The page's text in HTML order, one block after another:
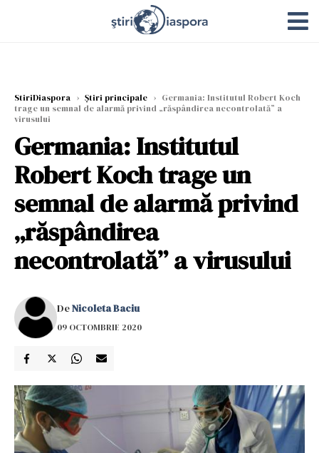
StiriDiaspora › Știri principale › Germania: Institutul Robert Koch
trage un semnal de alarmă privind „răspândirea necontrolată” a
virusului
Germania: Institutul
Robert Koch trage un
semnal de alarmă privind
„răspândirea
necontrolată” a virusului
DeNicoleta Baciu
09 OCTOMBRIE 2020